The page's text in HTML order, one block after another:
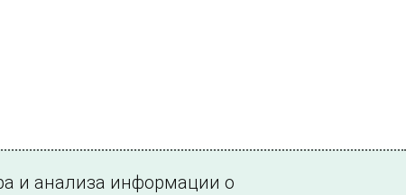
и анализа информации о